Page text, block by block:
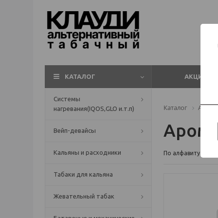
КАТАЛОГ АКЦИИ
Системы
нагревания(IQOS,GLO и.т.п)
Вейп-девайсы
Кальяны и расходники
Табаки для кальяна
Жевательный табак
Каталог
По алфавиту